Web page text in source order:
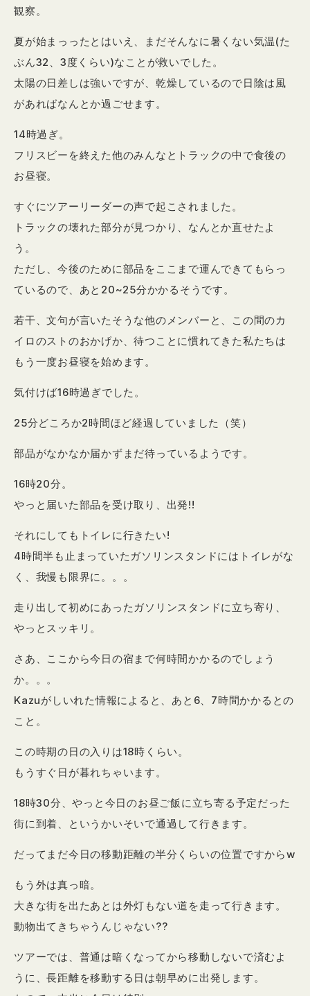
観察。
夏が始まっったとはいえ、まだそんなに暑くない気温(た
ぶん32、3度くらい)なことが救いでした。
太陽の日差しは強いですが、乾燥しているので日陰は風
があればなんとか過ごせます。
14時過ぎ。
フリスビーを終えた他のみんなとトラックの中で食後の
お昼寝。
すぐにツアーリーダーの声で起こされました。
トラックの壊れた部分が見つかり、なんとか直せたよ
う。
ただし、今後のために部品をここまで運んできてもらっ
ているので、あと20~25分かかるそうです。
若干、文句が言いたそうな他のメンバーと、この間のカ
イロのストのおかげか、待つことに慣れてきた私たちは
もう一度お昼寝を始めます。
気付けば16時過ぎでした。
25分どころか2時間ほど経過していました（笑）
部品がなかなか届かずまだ待っているようです。
16時20分。
やっと届いた部品を受け取り、出発!!
それにしてもトイレに行きたい!
4時間半も止まっていたガソリンスタンドにはトイレがな
く、我慢も限界に。。。
走り出して初めにあったガソリンスタンドに立ち寄り、
やっとスッキリ。
さあ、ここから今日の宿まで何時間かかるのでしょう
か。。。
Kazuがしいれた情報によると、あと6、7時間かかるとの
こと。
この時期の日の入りは18時くらい。
もうすぐ日が暮れちゃいます。
18時30分、やっと今日のお昼ご飯に立ち寄る予定だった
街に到着、というかいそいで通過して行きます。
だってまだ今日の移動距離の半分くらいの位置ですからw
もう外は真っ暗。
大きな街を出たあとは外灯もない道を走って行きます。
動物出てきちゃうんじゃない??
ツアーでは、普通は暗くなってから移動しないで済むよ
うに、長距離を移動する日は朝早めに出発します。